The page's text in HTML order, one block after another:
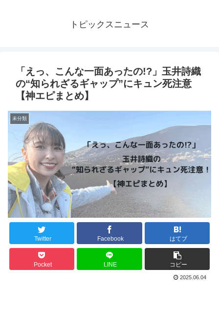
トピックスニュース
「えっ、こんな一面あったの!?」玉井詩織
の“知られざるギャップ”にキュン死注意
【神エピまとめ】
未分類
Twitter Facebook はてブ
Pocket LINE コピー
2025.06.04